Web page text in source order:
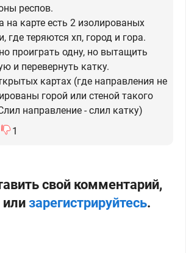
респов.
на карте есть 2 изолированых
где теряются хп, город и гора.
проиграть одну, но вытащить
и перевернуть катку.
картах (где направления не
горой или стеной такого
направление - слил катку)
1
свой комментарий,
или зарегистрируйтесь.